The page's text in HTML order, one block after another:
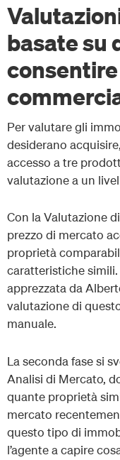
basate su
Per valutare gli
desiderano
accesso a tre
valutazione a un
Con la Valutazione
prezzo di mercato
proprietà
caratteristiche
apprezzata da
valutazione di
manuale.
La seconda fase si
Analisi di Mercato,
quante proprietà
mercato
questo tipo di
l’agente a capire